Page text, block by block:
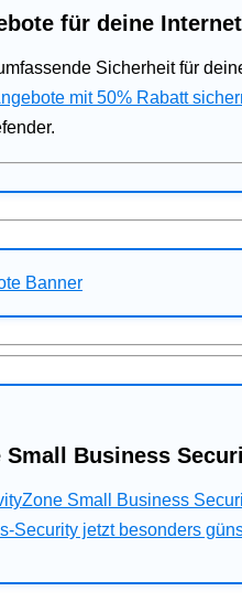
für deine
Sicherheit für
mit 50% Rabatt
Business
Small Business
Security jetzt besonders